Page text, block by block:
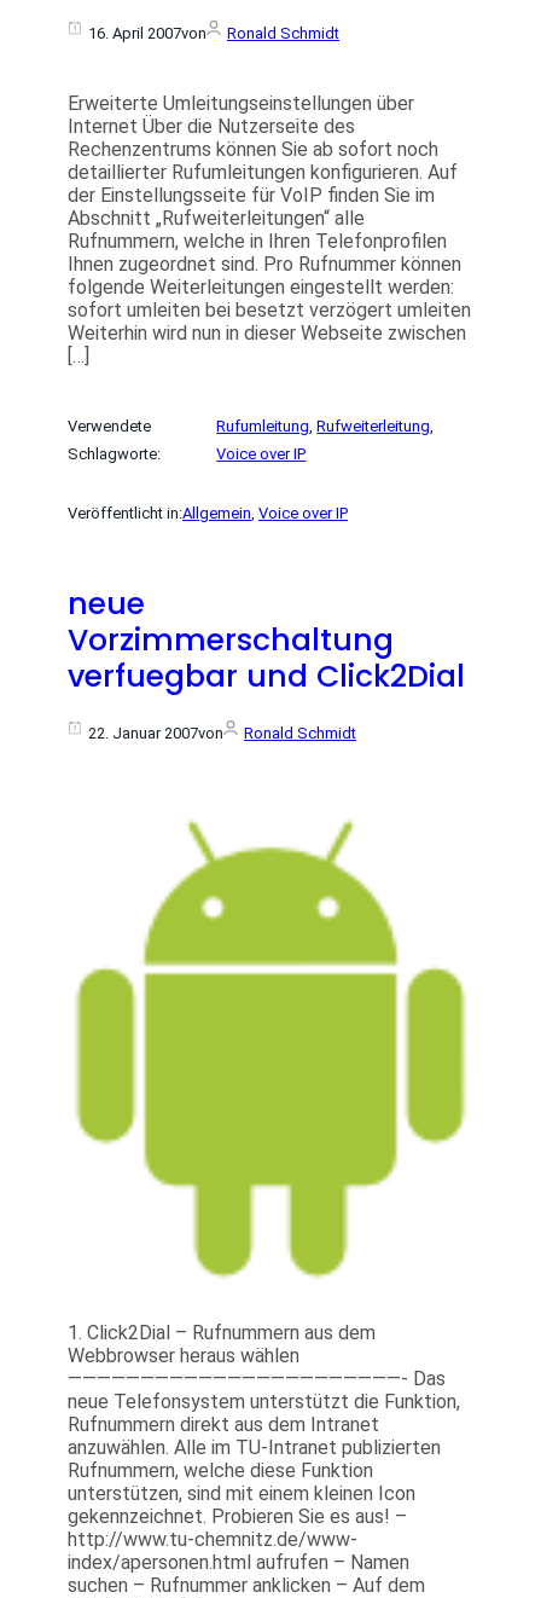
16. April 2007von Ronald Schmidt
Erweiterte Umleitungseinstellungen über
Internet Über die Nutzerseite des
Rechenzentrums können Sie ab sofort noch
detaillierter Rufumleitungen konfigurieren. Auf
der Einstellungsseite für VoIP finden Sie im
Abschnitt „Rufweiterleitungen“ alle
Rufnummern, welche in Ihren Telefonprofilen
Ihnen zugeordnet sind. Pro Rufnummer können
folgende Weiterleitungen eingestellt werden:
sofort umleiten bei besetzt verzögert umleiten
Weiterhin wird nun in dieser Webseite zwischen
[…]
Verwendete
Schlagworte:
Rufumleitung, Rufweiterleitung
Voice over IP
Veröffentlicht in:Allgemein, Voice over IP
neue
Vorzimmerschaltung
verfuegbar und Click2Dial
22. Januar 2007von Ronald Schmidt
1. Click2Dial – Rufnummern aus dem
Webbrowser heraus wählen
———————————————————————- Das
neue Telefonsystem unterstützt die Funktion,
Rufnummern direkt aus dem Intranet
anzuwählen. Alle im TU-Intranet publizierten
Rufnummern, welche diese Funktion
unterstützen, sind mit einem kleinen Icon
gekennzeichnet. Probieren Sie es aus! –
http://www.tu-chemnitz.de/www-
index/apersonen.html aufrufen – Namen
suchen – Rufnummer anklicken – Auf dem